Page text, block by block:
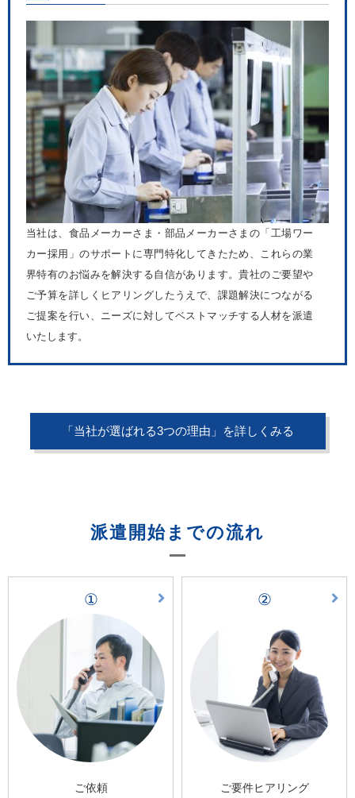
当社は、食品メーカーさま・部品メーカーさまの「工場ワー
カー採用」のサポートに専門特化してきたため、これらの業
界特有のお悩みを解決する自信があります。貴社のご要望や
ご予算を詳しくヒアリングしたうえで、課題解決につながる
ご提案を行い、ニーズに対してベストマッチする人材を派遣
いたします。
「当社が選ばれる3つの理由」を詳しくみる
派遣開始までの流れ
①
ご依頼
②
ご要件ヒアリング